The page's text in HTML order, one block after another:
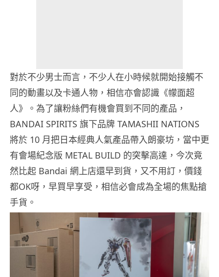
對於不少男士而言，不少人在小時候就開始接觸不
同的動畫以及卡通人物，相信亦會認識《幪面超
人》。為了讓粉絲們有機會買到不同的產品，
BANDAI SPIRITS 旗下品牌 TAMASHII NATIONS
將於 10 月把日本經典人氣產品帶入朗豪坊，當中更
有會場紀念版 METAL BUILD 的突擊高達 ，今次竟
然比起 Bandai 網上店還早到貨，又不用訂，價錢
都OK呀，早買早享受，相信必會成為全場的焦點搶
手貨。